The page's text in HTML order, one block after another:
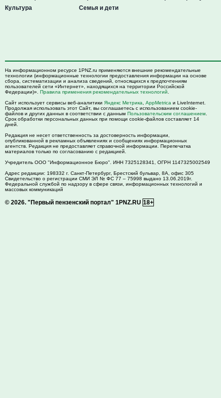
Культура
Семья и дети
На информационном ресурсе 1PNZ.ru применяются внешние рекомендательные
технологии (информационные технологии предоставления информации на основе
сбора, систематизации и анализа сведений, относящихся к предпочтениям
пользователей сети «Интернет», находящихся на территории Российской
Федерации)». Правила применения рекомендательных технологий
Сайт использует сервисы веб-аналитики Яндекс Метрика AppMetrica и LiveInternet.
Продолжая использовать этот Сайт, вы соглашаетесь с использованием cookie-
файлов и других данных в соответствии с данным Пользовательским соглашением
Срок обработки персональных данных при помощи cookie-файлов составляет 14
дней.
Редакция не несет ответственность за достоверность информации,
опубликованной в рекламных объявлениях и сообщениях информационных
агентств. Редакция не предоставляет справочной информации. Перепечатка
материалов только по согласованию с редакцией.
Учредитель ООО "Информационное Бюро". ИНН 7325128341, ОГРН 1147325002549
Адрес редакции: 198332 г. Санкт-Петербург, Брестский бульвар, 8А, офис 305
Свидетельство о регистрации СМИ ЭЛ № ФС 77 – 75998 выдано 13.06.2019г.
Федеральной службой по надзору в сфере связи, информационных технологий и
массовых коммуникаций
© 2026. "Первый пензенский портал" 1PNZ.RU 18+